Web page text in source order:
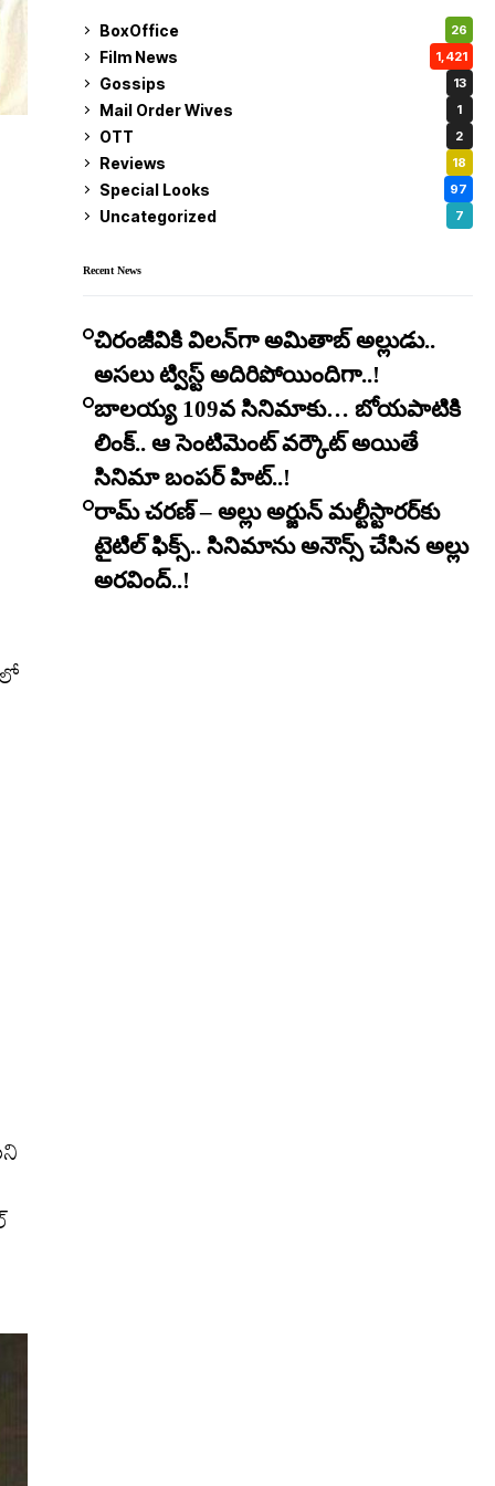
BoxOffice 26
Film News 1,421
Gossips 13
Mail Order Wives 1
OTT 2
Reviews 18
Special Looks 97
Uncategorized 7
Recent News
చిరంజీవికి విలన్‌గా అమితాబ్ అల్లుడు..
అసలు ట్విస్ట్ అదిరిపోయిందిగా..!
బాలయ్య 109వ సినిమాకు… బోయపాటికి
లింక్.. ఆ సెంటిమెంట్ వర్కౌట్ అయితే
సినిమా బంపర్ హిట్..!
రామ్ చరణ్ – అల్లు అర్జున్ మల్టీస్టారర్​కు
టైటిల్ ఫిక్స్.. సినిమాను అనౌన్స్ చేసిన అల్లు
అరవింద్..!